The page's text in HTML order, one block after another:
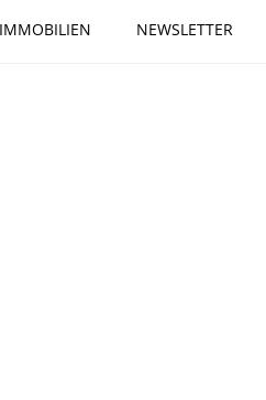
IMMOBILIEN NEWSLETTER